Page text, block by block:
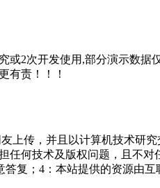
2次开发使用,部分演示数
有责！！！
上传，并且以计算机技术研
任何技术及版权问题，且不
答复；4：本站提供的资源